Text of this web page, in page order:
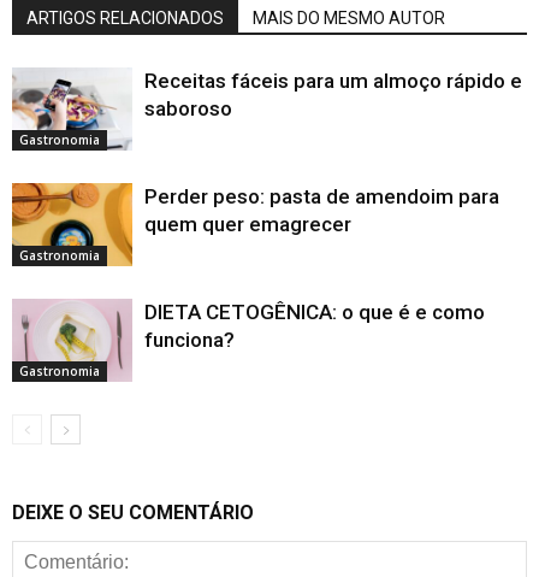
ARTIGOS RELACIONADOS MAIS DO MESMO AUTOR
Gastronomia
Receitas fáceis para um almoço rápido e
saboroso
Gastronomia
Perder peso: pasta de amendoim para
quem quer emagrecer
Gastronomia
DIETA CETOGÊNICA: o que é e como
funciona?
DEIXE O SEU COMENTÁRIO